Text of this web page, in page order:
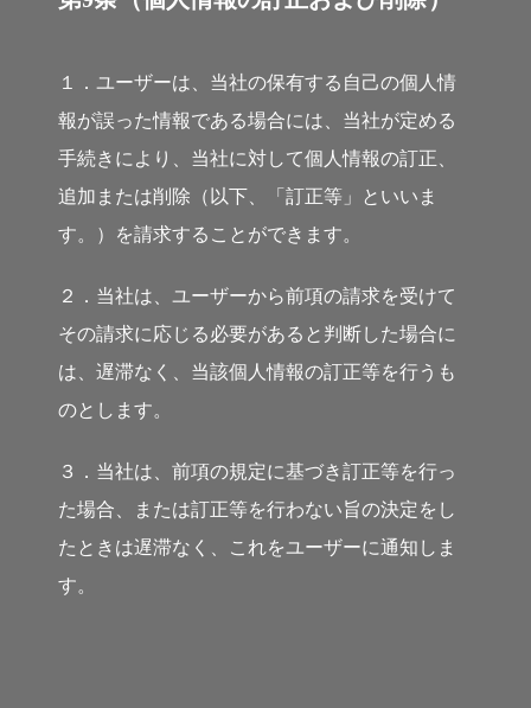
１．ユーザーは、当社の保有する自己の個人情
報が誤った情報である場合には、当社が定める
手続きにより、当社に対して個人情報の訂正、
追加または削除（以下、「訂正等」といいま
す。）を請求することができます。
２．当社は、ユーザーから前項の請求を受けて
その請求に応じる必要があると判断した場合に
は、遅滞なく、当該個人情報の訂正等を行うも
のとします。
３．当社は、前項の規定に基づき訂正等を行っ
た場合、または訂正等を行わない旨の決定をし
たときは遅滞なく、これをユーザーに通知しま
す。